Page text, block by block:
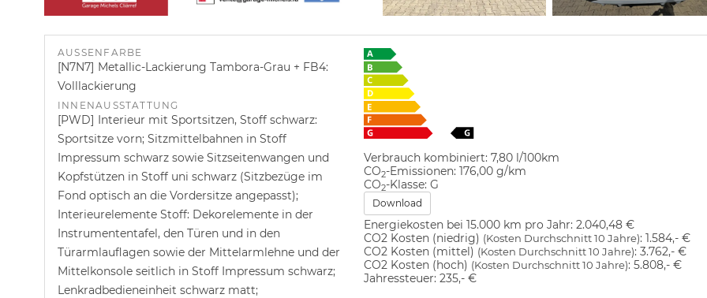
AUSSENFARBE
N7N7 Metallic-Lackierung Tambora-Grau + FB4:
Volllackierung
INNENAUSSTATTUNG
PWD
Interieur mit Sportsitzen, Stoff schwarz:
Sportsitze vorn; Sitzmittelbahnen in Stoff
Impressum schwarz sowie Sitzseitenwangen und
Kopfstützen in Stoff uni schwarz (Sitzbezüge im
Fond optisch an die Vordersitze angepasst);
Interieurelemente Stoff: Dekorelemente in der
Instrumententafel, den Türen und in den
Türarmlauflagen sowie der Mittelarmlehne und der
Mittelkonsole seitlich in Stoff Impressum schwarz;
Lenkradbedieneinheit schwarz matt;
Verbrauch kombiniert: 7,80 l/100km
CO2-Emissionen: 176,00 g/km
CO2-Klasse: G
Download
Energiekosten bei 15.000 km pro Jahr: 2.040,48 €
CO2 Kosten (niedrig) (Kosten Durchschnitt 10 Jahre): 1.584,- €
CO2 Kosten (mittel) (Kosten Durchschnitt 10 Jahre): 3.762,- €
CO2 Kosten (hoch) (Kosten Durchschnitt 10 Jahre): 5.808,- €
Jahressteuer: 235,- €